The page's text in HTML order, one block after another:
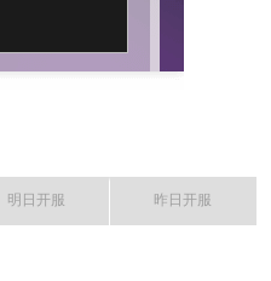
明日开服 昨日开服